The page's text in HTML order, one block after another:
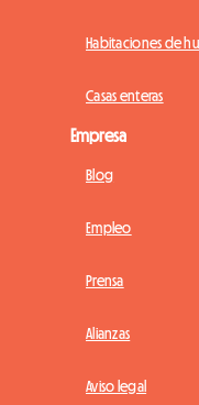
Habitaciones de
Casas enteras
Empresa
Blog
Empleo
Prensa
Alianzas
Aviso legal